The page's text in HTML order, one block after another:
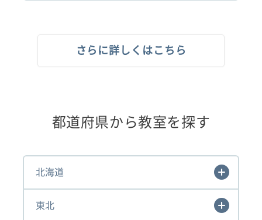
さらに詳しくはこちら
都道府県から教室を探す
北海道
東北